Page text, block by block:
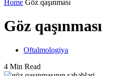
Home Göz qaşınması
Göz qaşınması
Oftalmologiya
4 Min Read